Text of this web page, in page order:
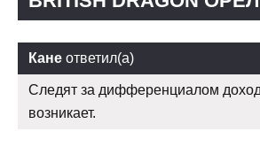
Кане ответил(а)
Следят за дифференциалом
возникает.